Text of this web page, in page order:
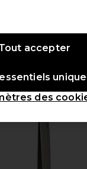
des
accepter